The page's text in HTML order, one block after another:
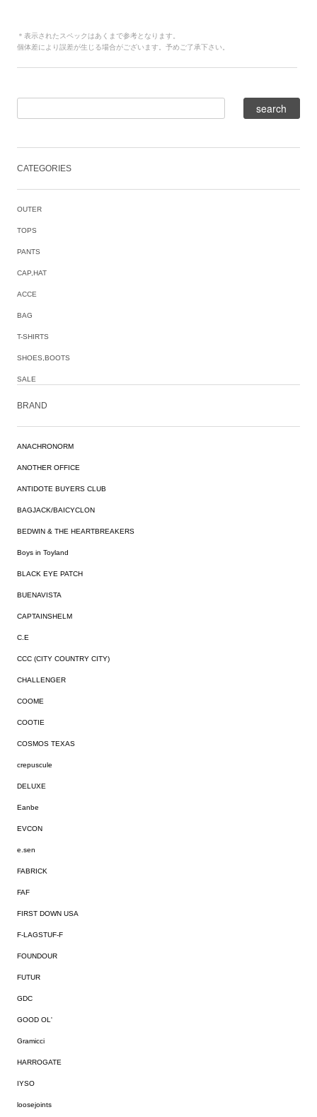
＊表示されたスペックはあくまで参考となります。
個体差により誤差が生じる場合がございます。予めご了承下さい。
CATEGORIES
OUTER
TOPS
PANTS
CAP,HAT
ACCE
BAG
T-SHIRTS
SHOES,BOOTS
SALE
BRAND
ANACHRONORM
ANOTHER OFFICE
ANTIDOTE BUYERS CLUB
BAGJACK/BAICYCLON
BEDWIN & THE HEARTBREAKERS
Boys in Toyland
BLACK EYE PATCH
BUENAVISTA
CAPTAINSHELM
C.E
CCC (CITY COUNTRY CITY)
CHALLENGER
COOME
COOTIE
COSMOS TEXAS
crepuscule
DELUXE
Eanbe
EVCON
e.sen
FABRICK
FAF
FIRST DOWN USA
F-LAGSTUF-F
FOUNDOUR
FUTUR
GDC
GOOD OL'
Gramicci
HARROGATE
IYSO
loosejoints